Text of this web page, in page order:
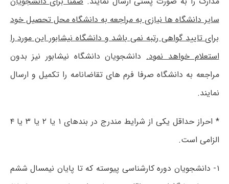
سایر دانشگاه ها نیازی به مراجعه به دانشگاه محل تحصیل خود
برای تایید گواهی رتبه نمی باشد و دانشگاه نیشابور این مورد را
استعلام خواهد نمود.دانشجویان دانشگاه نیشابور نیز بدون
مراجعه به دانشگاه صرفا فرم های تقاضانامه را تکمیل و ارسال
نمایند.
* احراز حداقل یکی از شرایط مندرج در بندهای ۱ یا ۲ یا ۳ یا ۴
الزامی است.
۱- دانشجویان دوره کارشناسی پیوسته که تا پایان نیمسال ششم